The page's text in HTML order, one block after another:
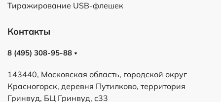
Тиражирование USB-флешек
Контакты
8 (495) 308-95-88
143440, Московская область, городской округ
Красногорск, деревня Путилково, территория
Гринвуд, БЦ Гринвуд, с33